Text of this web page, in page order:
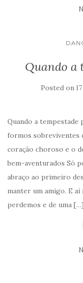
Quando a
Posted on
Quando a tempestade
formos sobreviventes
coração choroso e o
bem-aventurados Só
abraço ao primeiro
manter um amigo. E
perdemos e de uma […]